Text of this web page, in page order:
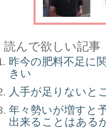
読んで欲しい記事
昨今の肥料不足に
きい
人手が足りないと
年々勢いが増すと
出来ることはある